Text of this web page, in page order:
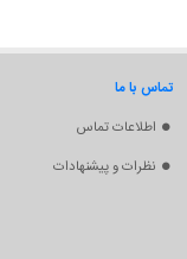
تماس با ما
اطلاعات تماس
نظرات و پیشنهادات